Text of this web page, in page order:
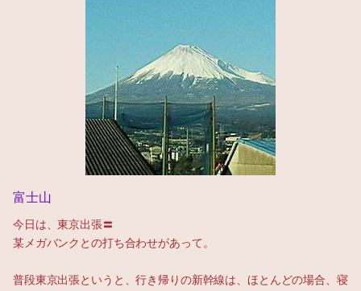
富士山
今日は、東京出張〓
某メガバンクとの打ち合わせがあって。
普段東京出張というと、行き帰りの新幹線は、ほとんどの場合、寝